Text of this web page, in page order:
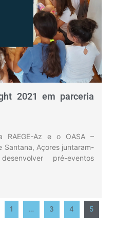
2021 em parceria
Az e o OASA –
Santana, Açores juntaram-
pré-eventos
1 … 3 4 5